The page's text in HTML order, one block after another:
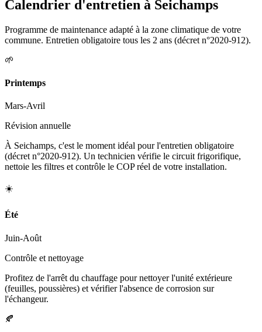
Calendrier d'entretien à Seichamps
Programme de maintenance adapté à la zone climatique de votre
commune. Entretien obligatoire tous les 2 ans (décret n°2020-912).
🌱
Printemps
Mars-Avril
Révision annuelle
À Seichamps, c'est le moment idéal pour l'entretien obligatoire
(décret n°2020-912). Un technicien vérifie le circuit frigorifique,
nettoie les filtres et contrôle le COP réel de votre installation.
☀️
Été
Juin-Août
Contrôle et nettoyage
Profitez de l'arrêt du chauffage pour nettoyer l'unité extérieure
(feuilles, poussières) et vérifier l'absence de corrosion sur
l'échangeur.
🍂